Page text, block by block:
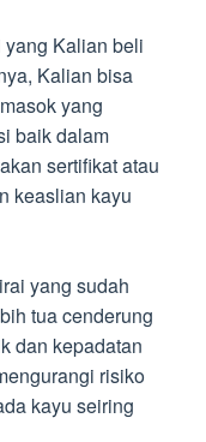
Kalian beli
Kalian bisa
yang
baik dalam
sertifikat atau
keaslian kayu
yang sudah
tua cenderung
dan kepadatan
risiko
kayu seiring